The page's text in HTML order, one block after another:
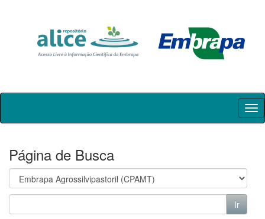
Skip
Página de Busca